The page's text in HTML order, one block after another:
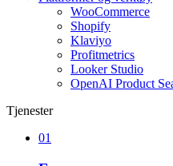
WooCommerce
Shopify
Klaviyo
Profitmetrics
Looker Studio
OpenAI Product
Tjenester
01